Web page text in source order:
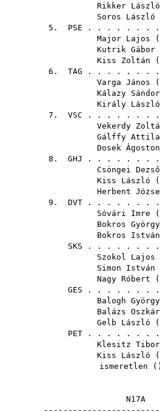
Rikker László
Soros László
5. PSE . . . . . . . .
Major Lajos (
Kutrik Gábor
Kiss Zoltán (
6. TAG . . . . . . . .
Varga János (
Kálazy Sándor
Király László
7. VSC . . . . . . . .
Vekerdy
Gálffy Attila
Dosek Ágoston
8. GHJ
. . . . . . . .
Csöngei Dezső
Kiss László (
Herbent
9. DVT . . . . . . . .
Sóvári Imre (
Bokros György
Bokros István
SKS . . . . . . .
Szokol Lajos
Simon István
Nagy Róbert (
GES . . . . . . .
Balogh György
Balázs Oszkár
Gelb László (
PET . . . . . . .
Klesitz Tibor
Kiss László (